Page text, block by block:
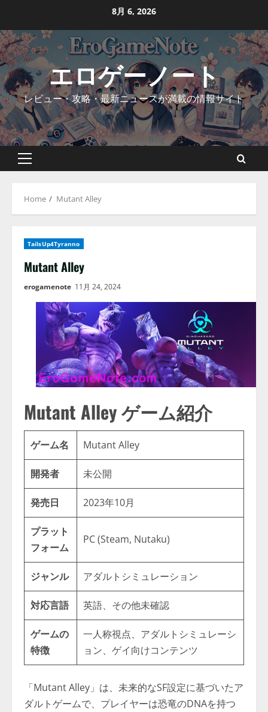
content
8月 6, 2026
エロゲーノート
レビュー・攻略・最新ニュースが満載の情報サイト
Primary
Home Mutant Alley
TailsUp4Tyranno
Mutant Alley
erogamenote 11月 24, 2024
Mutant Alley ゲーム紹介
ゲーム名 Mutant Alley
開発者 未公開
発売日 2023年10月
プラット
フォーム
PC (Steam, Nutaku)
ジャンル アダルトシミュレーション
対応言語 英語、その他未確認
ゲームの
特徴
一人称視点、アダルトシミュレーシ
ョン、ゲイ向けコンテンツ
「Mutant Alley」は、未来的なSF設定に基づいたア
ダルトゲームで、プレイヤーは恐竜のDNAを持つ